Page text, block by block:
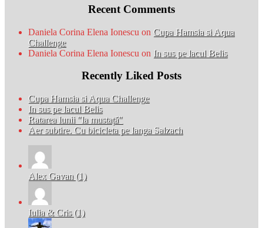
Recent Comments
Daniela Corina Elena Ionescu on Cupa Hamsia si Aqua
Challenge
Daniela Corina Elena Ionescu on In sus pe lacul Belis
Recently Liked Posts
Cupa Hamsia si Aqua Challenge
In sus pe lacul Belis
Ratarea lunii "la mustață"
Aer subtire. Cu bicicleta pe langa Salzach
Alex Gavan (1)
Iulia & Cris (1)